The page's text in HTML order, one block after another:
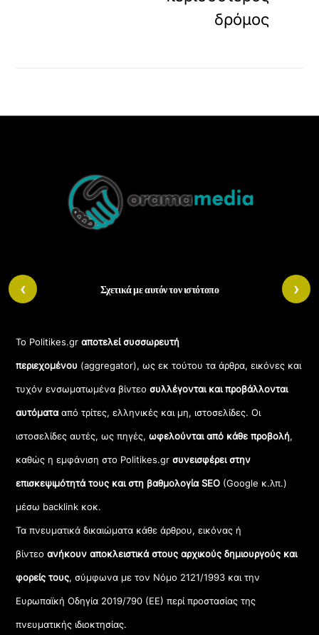
δρόμος
Top
Σχετικά με αυτόν τον ιστότοπο
Το Politikes.grαποτελεί συσσωρευτή
περιεχομένου (aggregator), ως εκ τούτου τα άρθρα, εικόνες και
τυχόν ενσωματωμένα βίντεοσυλλέγονται και προβάλλονται
αυτόματααπό τρίτες, ελληνικές και μη, ιστοσελίδες. Οι
ιστοσελίδες αυτές, ως πηγές,ωφελούνται από κάθε προβολή,
καθώς η εμφάνιση στο Politikes.gr συνεισφέρει στην
επισκεψιμότητά τους και στη βαθμολογία SEO (Google κ.λπ.)
μέσω backlink κοκ.
Τα πνευματικά δικαιώματα κάθε άρθρου, εικόνας ή
βίντεοανήκουν αποκλειστικά στους αρχικούς δημιουργούς και
φορείς τους, σύμφωνα με τον Νόμο 2121/1993 και την
Ευρωπαϊκή Οδηγία 2019/790 (ΕΕ) περί προστασίας της
πνευματικής ιδιοκτησίας.
‹ ›